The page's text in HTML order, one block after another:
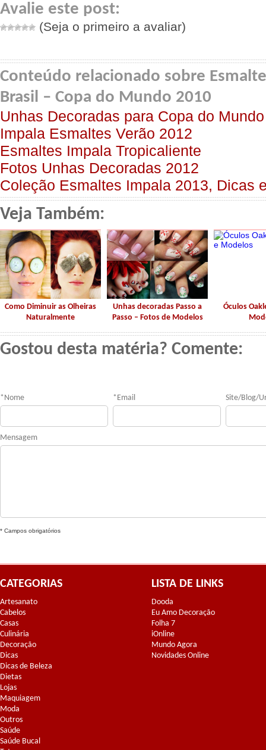
Avalie este post:
(Seja o primeiro a avaliar)
Conteúdo relacionado sobre
Brasil – Copa do Mundo 2010
Unhas Decoradas para Copa do
Impala Esmaltes Verão 2012
Esmaltes Impala Tropicaliente
Fotos Unhas Decoradas 2012
Coleção Esmaltes Impala 2013, Dicas
Veja Também:
Como Diminuir as Olheiras
Naturalmente
Unhas decoradas Passo a
Passo – Fotos de Modelos
Óculos
Gostou desta matéria? Comente:
* Nome * Email Site/Blog/
Mensagem
* Campos obrigatórios
CATEGORIAS
Artesanato
Cabelos
Casas
Culinária
Decoração
Dicas
Dicas de Beleza
Dietas
Lojas
Maquiagem
Moda
Outros
Saúde
Saúde Bucal
LISTA DE LINKS
Dooda
Eu Amo Decoração
Folha 7
iOnline
Mundo Agora
Novidades Online